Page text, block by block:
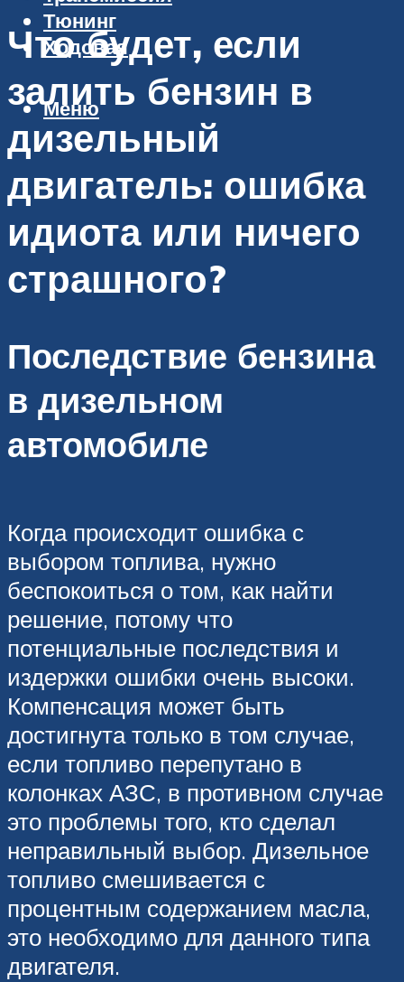
Тюнинг
Ходовая
Меню
Что будет, если
залить бензин в
дизельный
двигатель: ошибка
идиота или ничего
страшного?
Последствие бензина
в дизельном
автомобиле
Когда происходит ошибка с
выбором топлива, нужно
беспокоиться о том, как найти
решение, потому что
потенциальные последствия и
издержки ошибки очень высоки.
Компенсация может быть
достигнута только в том случае,
если топливо перепутано в
колонках АЗС, в противном случае
это проблемы того, кто сделал
неправильный выбор. Дизельное
топливо смешивается с
процентным содержанием масла,
это необходимо для данного типа
двигателя.